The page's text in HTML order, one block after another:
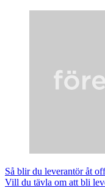
Så blir du leverantör åt
Vill du tävla om att bli